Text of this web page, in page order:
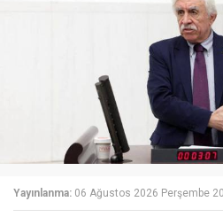
Yayınlanma: 06 Ağustos 2026 Perşembe